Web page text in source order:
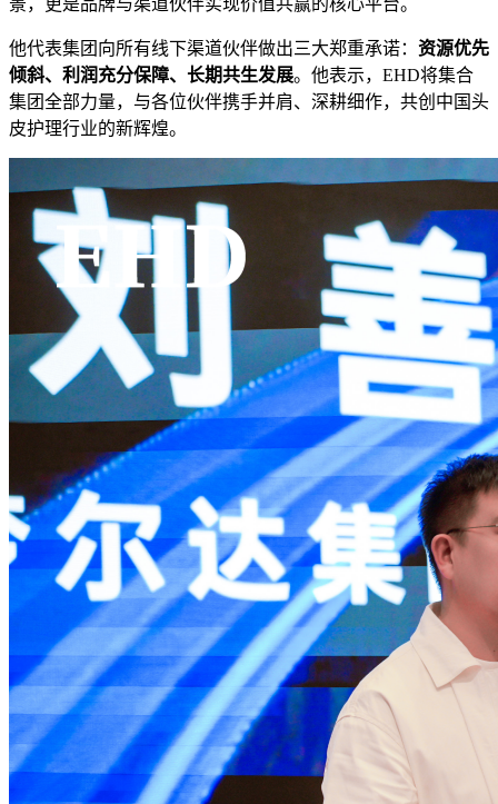
景，更是品牌与渠道伙伴实现价值共赢的核心平台。
他代表集团向所有线下渠道伙伴做出三大郑重承诺： 资源优先
倾斜、利润充分保障、长期共生发展。他表示，EHD将集合
集团全部力量，与各位伙伴携手并肩、深耕细作，共创中国头
皮护理行业的新辉煌。